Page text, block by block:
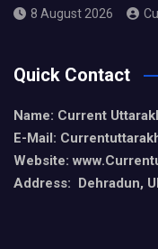
8 August 2026
Quick Contact
Name: Current
E-Mail:
Website:
Address: Dehradun,